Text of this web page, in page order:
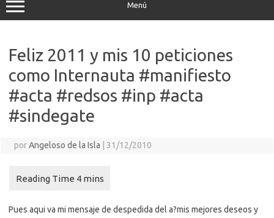
Menú
Feliz 2011 y mis 10 peticiones
como Internauta #manifiesto
#acta #redsos #inp #acta
#sindegate
porAngeloso de la Isla 31/12/2010
Pues aqui va mi mensaje de despedida del a?mis mejores deseos y